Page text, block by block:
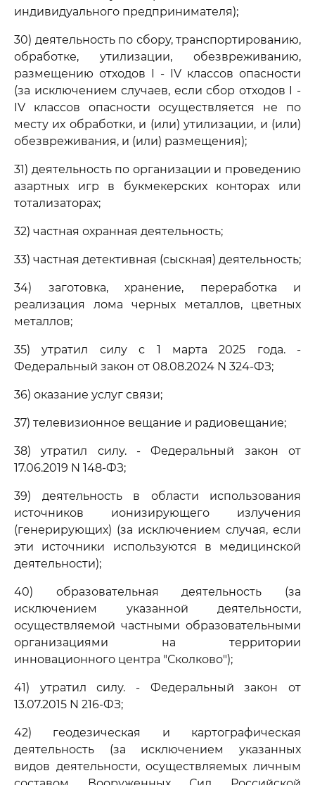
индивидуального предпринимателя);
30) деятельность по сбору, транспортированию,
обработке, утилизации, обезвреживанию,
размещению отходов I - IV классов опасности
(за исключением случаев, если сбор отходов I -
IV классов опасности осуществляется не по
месту их обработки, и (или) утилизации, и (или)
обезвреживания, и (или) размещения);
31) деятельность по организации и проведению
азартных игр в букмекерских конторах или
тотализаторах;
32) частная охранная деятельность;
33) частная детективная (сыскная) деятельность;
34) заготовка, хранение, переработка и
реализация лома черных металлов, цветных
металлов;
35) утратил силу с 1 марта 2025 года. -
Федеральный закон от 08.08.2024 N 324-ФЗ;
36) оказание услуг связи;
37) телевизионное вещание и радиовещание;
38) утратил силу. - Федеральный закон от
17.06.2019 N 148-ФЗ;
39) деятельность в области использования
источников ионизирующего излучения
(генерирующих) (за исключением случая, если
эти источники используются в медицинской
деятельности);
40) образовательная деятельность (за
исключением указанной деятельности,
осуществляемой частными образовательными
организациями на территории
инновационного центра "Сколково");
41) утратил силу. - Федеральный закон от
13.07.2015 N 216-ФЗ;
42) геодезическая и картографическая
деятельность (за исключением указанных
видов деятельности, осуществляемых личным